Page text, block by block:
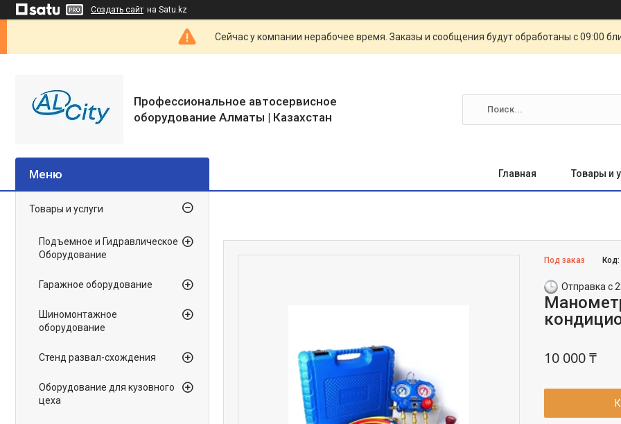
Создать сайт на Satu.kz
Сейчас у компании нерабочее время. Заказы и сообщения будут обработаны с 09:00
Профессиональное автосервисное
оборудование Алматы | Казахстан
Главная Товары и
Под заказ Код:
Отправка с
10 000 ₸
Товары и услуги
Подъемное и Гидравлическое
Оборудование
Гаражное оборудование
Шиномонтажное
оборудование
Стенд развал-схождения
Оборудование для кузовного
цеха